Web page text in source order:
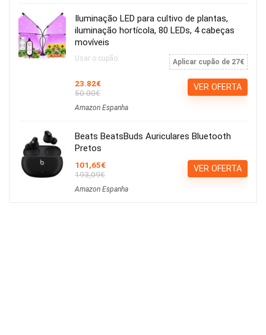
Iluminação LED para cultivo de plantas,
iluminação hortícola, 80 LEDs, 4 cabeças
movíveis
Usar o cupão: Aplicar cupão de 27€
23.82€
50.00€
Amazon Espanha
VER OFERTA
Beats BeatsBuds Auriculares Bluetooth
Pretos
101,65€
193,09€
Amazon Espanha
VER OFERTA